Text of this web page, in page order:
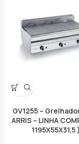
GV1255 –
ARRIS – LINHA
1195X55X31,5 )